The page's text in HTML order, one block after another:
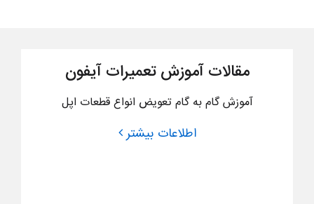
مقالات آموزش تعمیرات آیفون
آموزش گام به گام تعویض انواع قطعات اپل
اطلاعات بیشتر